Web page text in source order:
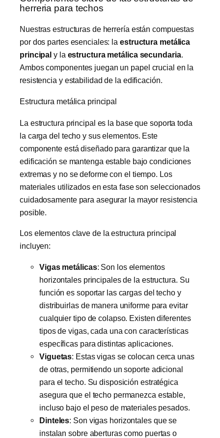
herreria para techos
Nuestras estructuras de herrería están compuestas
por dos partes esenciales: la estructura metálica
principal y la estructura metálica secundaria.
Ambos componentes juegan un papel crucial en la
resistencia y estabilidad de la edificación.
Estructura metálica principal
La estructura principal es la base que soporta toda
la carga del techo y sus elementos. Este
componente está diseñado para garantizar que la
edificación se mantenga estable bajo condiciones
extremas y no se deforme con el tiempo. Los
materiales utilizados en esta fase son seleccionados
cuidadosamente para asegurar la mayor resistencia
posible.
Los elementos clave de la estructura principal
incluyen:
Vigas metálicas: Son los elementos
horizontales principales de la estructura. Su
función es soportar las cargas del techo y
distribuirlas de manera uniforme para evitar
cualquier tipo de colapso. Existen diferentes
tipos de vigas, cada una con características
específicas para distintas aplicaciones.
Viguetas: Estas vigas se colocan cerca unas
de otras, permitiendo un soporte adicional
para el techo. Su disposición estratégica
asegura que el techo permanezca estable,
incluso bajo el peso de materiales pesados.
Dinteles: Son vigas horizontales que se
instalan sobre aberturas como puertas o